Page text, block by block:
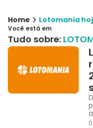
Home Lotomania
Você está em
Tudo sobre: